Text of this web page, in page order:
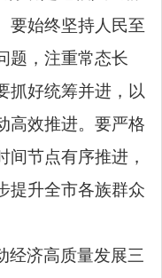
要始终坚持人民至
题，注重常态长
抓好统筹并进，以
高效推进。要严格
节点有序推进，
提升全市各族群众
经济高质量发展三